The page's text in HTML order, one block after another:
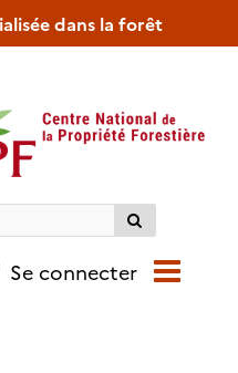
dans la forêt
Se connecter